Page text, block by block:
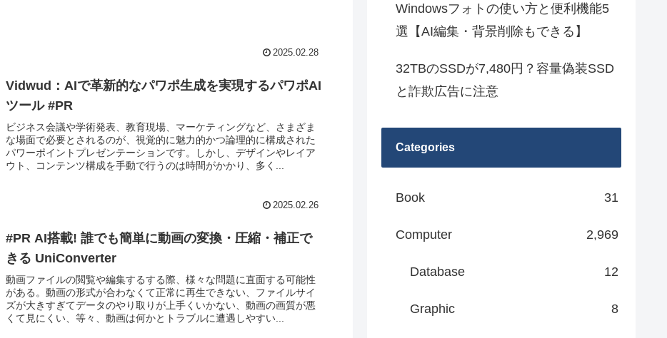
2025.02.28
Vidwud：AIで革新的なパワポ生成を実現するパワポAI
ツール #PR
ビジネス会議や学術発表、教育現場、マーケティングなど、さまざま
な場面で必要とされるのが、視覚的に魅力的かつ論理的に構成された
パワーポイントプレゼンテーションです。しかし、デザインやレイア
ウト、コンテンツ構成を手動で行うのは時間がかかり、多く...
2025.02.26
#PR AI搭載! 誰でも簡単に動画の変換・圧縮・補正で
きる UniConverter
動画ファイルの閲覧や編集するする際、様々な問題に直面する可能性
がある。動画の形式が合わなくて正常に再生できない、ファイルサイ
ズが大きすぎてデータのやり取りが上手くいかない、動画の画質が悪
くて見にくい、等々、動画は何かとトラブルに遭遇しやすい...
Windowsフォトの使い方と便利機能5
選【AI編集・背景削除もできる】
32TBのSSDが7,480円？容量偽装SSD
と詐欺広告に注意
Categories
Book 31
Computer 2,969
Database 12
Graphic 8